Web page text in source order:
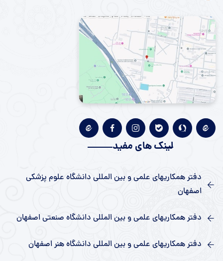
لینک های مفید
دفتر همکاریهای علمی و بین المللی دانشگاه علوم پزشکی
اصفهان
دفتر همکاریهای علمی و بین المللی دانشگاه صنعتی اصفهان
دفتر همکاریهای علمی و بین المللی دانشگاه هنر اصفهان